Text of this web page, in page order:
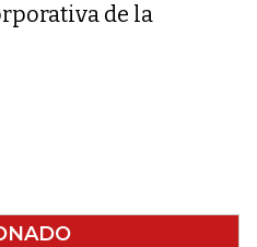
de la